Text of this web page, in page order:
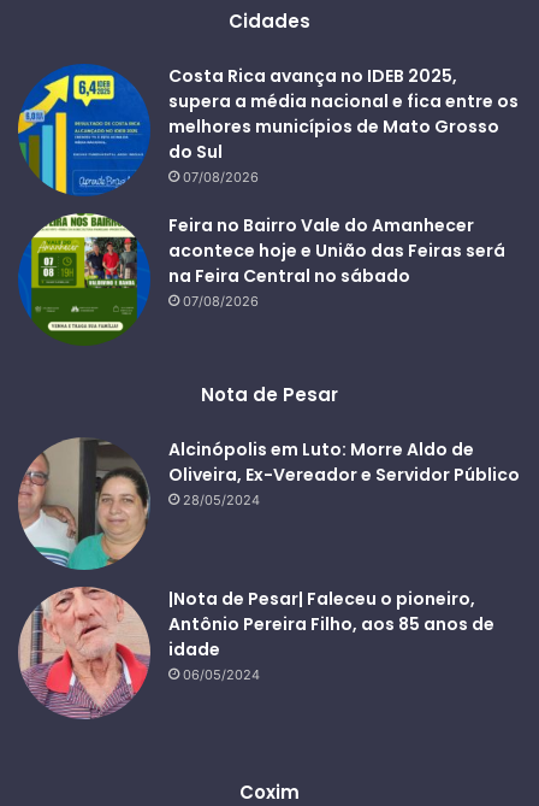
Cidades
Costa Rica avança no IDEB 2025,
supera a média nacional e fica entre os
melhores municípios de Mato Grosso
do Sul
07/08/2026
Feira no Bairro Vale do Amanhecer
acontece hoje e União das Feiras será
na Feira Central no sábado
07/08/2026
Nota de Pesar
Alcinópolis em Luto: Morre Aldo de
Oliveira, Ex-Vereador e Servidor Público
28/05/2024
|Nota de Pesar| Faleceu o pioneiro,
Antônio Pereira Filho, aos 85 anos de
idade
06/05/2024
Coxim